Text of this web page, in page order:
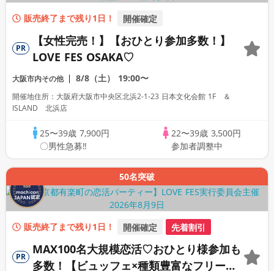
販売終了まで残り1日！ 開催確定
PR
【女性完売！】【おひとり参加多数！】
LOVE FES OSAKA♡
大阪市内その他 8/8（土） 19:00〜
開催地住所：大阪府大阪市中央区北浜2-1-23 日本文化会館 1F ＆
ISLAND 北浜店
25〜39歳7,900円
〇男性急募‼
22〜39歳3,500円
参加者調整中
50名突破
販売終了まで残り1日！ 開催確定 先着割引
PR
MAX100名大規模恋活♡おひとり様参加も
多数！【ビュッフェ×種類豊富なフリード